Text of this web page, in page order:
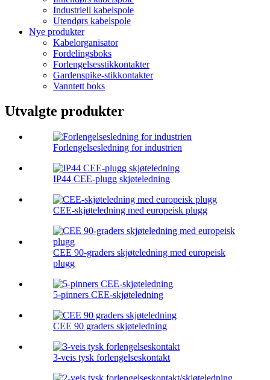
Industriell kabelspole
Utendørs kabelspole
Nye produkter
Kabelorganisator
Fordelingsboks
Forlengelsesstikkontakter
Gardenspike-stikkontakter
Vanntett boks
Utvalgte produkter
Forlengelsesledning for industrien
IP44 CEE-plugg skjøteledning
CEE-skjøteledning med europeisk plugg
CEE 90-graders skjøteledning med europeisk
plugg
5-pinners CEE-skjøteledning
CEE 90 graders skjøteledning
3-veis tysk forlengelseskontakt